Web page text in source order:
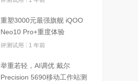
重塑3000元最强旗舰 iQOO
Neo10 Pro+重度体验
评测试用 1 年前
举重若轻，AI调优 戴尔
Precision 5690移动工作站测